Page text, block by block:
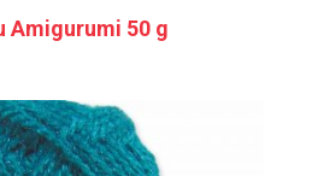
Amigurumi 50 g